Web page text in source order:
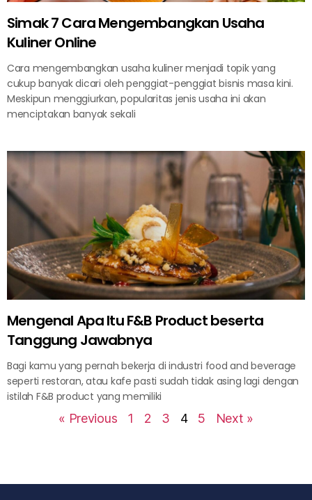
Simak 7 Cara Mengembangkan Usaha
Kuliner Online
Cara mengembangkan usaha kuliner menjadi topik yang
cukup banyak dicari oleh penggiat-penggiat bisnis masa kini.
Meskipun menggiurkan, popularitas jenis usaha ini akan
menciptakan banyak sekali
Mengenal Apa Itu F&B Product beserta
Tanggung Jawabnya
Bagi kamu yang pernah bekerja di industri food and beverage
seperti restoran, atau kafe pasti sudah tidak asing lagi dengan
istilah F&B product yang memiliki
« Previous 1 2 3 4 5 Next »